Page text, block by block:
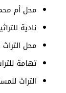
محل أم
نادية
محل
تهامة
التراث